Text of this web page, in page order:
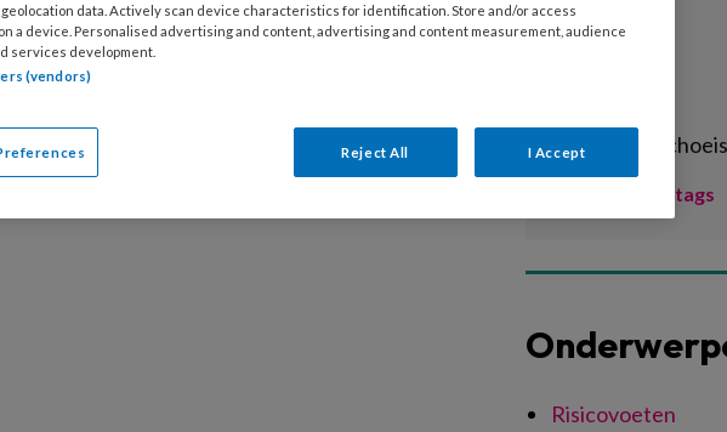
3d-print
aangepast
Toon meer tags
Risicovoeten
data. Actively scan device characteristics for identification. Store and/or access
a device. Personalised advertising and content, advertising and content measurement, audience
services development.
(vendors)
Reject All I Accept